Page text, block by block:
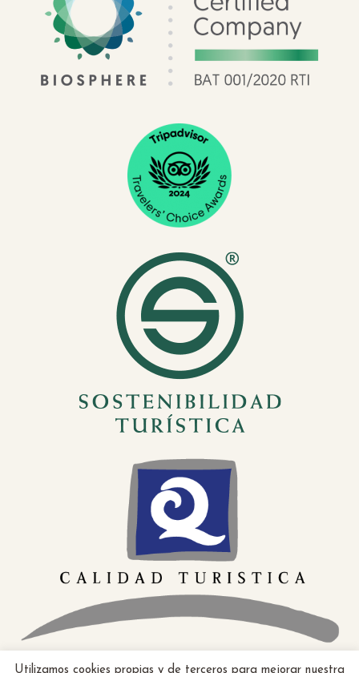
Utilizamos cookies propias y de terceros para mejorar nuestra